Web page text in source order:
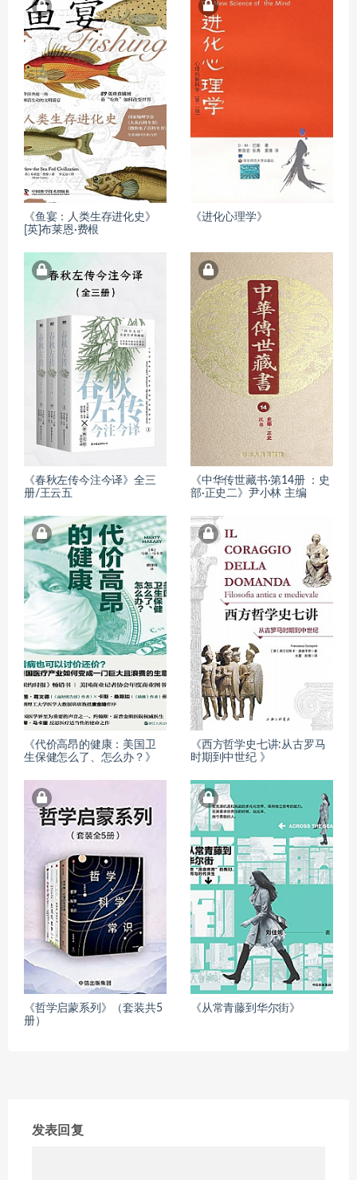
《鱼宴：人类生存进化史》
[英]布莱恩·费根
《进化心理学》
《春秋左传今注今译》全三
册/王云五
《中华传世藏书·第14册 ：史
部·正史二》尹小林 主编
《代价高昂的健康：美国卫
生保健怎么了、怎么办？》
《西方哲学史七讲:从古罗马
时期到中世纪 》
《哲学启蒙系列》（套装共5
册）
《从常青藤到华尔街》
发表回复